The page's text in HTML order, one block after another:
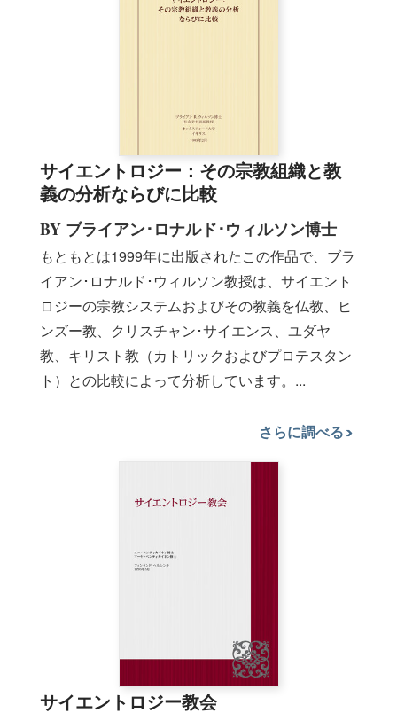
サイエントロジー：その宗教組織と教
義の分析ならびに比較
BY ブライアン･ロナルド･ウィルソン博士
もともとは1999年に出版されたこの作品で、ブラ
イアン･ロナルド･ウィルソン教授は、サイエント
ロジーの宗教システムおよびその教義を仏教、ヒ
ンズー教、クリスチャン･サイエンス、ユダヤ
教、キリスト教（カトリックおよびプロテスタン
ト）との比較によって分析しています。...
さらに調べる
サイエントロジー教会